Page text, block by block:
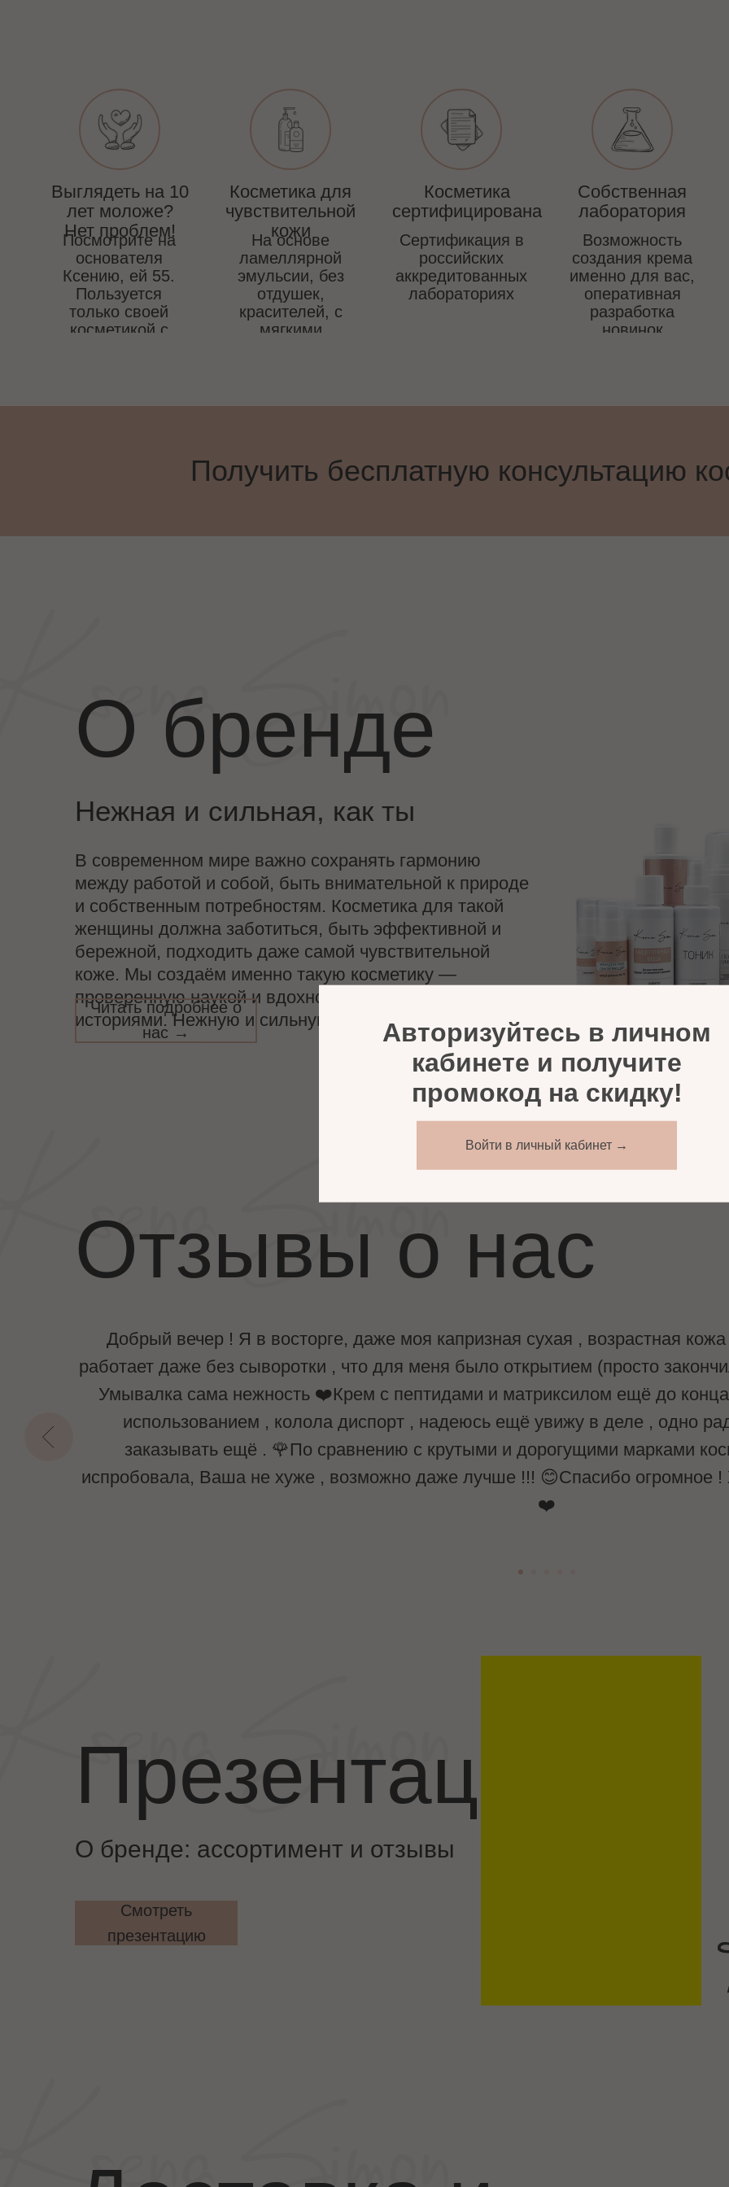
Выглядеть на 10
лет моложе?
Нет проблем!
Косметика для
чувствительной
кожи
Косметика
сертифицирована
Собственная
лаборатория
Посмотрите на
основателя
Ксению, ей 55.
Пользуется
только своей
косметикой с
На основе
ламеллярной
эмульсии, без
отдушек,
красителей, с
мягкими
Сертификация в
российских
аккредитованных
лабораториях
Возможность
создания крема
именно для вас,
оперативная
разработка
новинок
Получить бесплатную консультацию
О бренде
Нежная и сильная, как ты
В современном мире важно сохранять гармонию
между работой и собой, быть внимательной к природе
и собственным потребностям. Косметика для такой
женщины должна заботиться, быть эффективной и
бережной, подходить даже самой чувствительной
коже. Мы создаём именно такую косметику —
проверенную наукой и вдохновлённую реальными
историями. Нежную и сильную, как ты.
Читать подробнее о
нас →
Отзывы о нас
Добрый вечер ! Я в восторге, даже моя капризная сухая , возрастная
работает даже без сыворотки , что для меня было открытием (просто
Умывалка сама нежность ❤️Крем с пептидами и матриксилом ещё до
использованием , колола диспорт , надеюсь ещё увижу в деле , одно
заказывать ещё . 🌹По сравнению с крутыми и дорогущими марками
испробовала, Ваша не хуже , возможно даже лучше !!! 😊Спасибо огромное
❤️
Презентация
О бренде: ассортимент и отзывы
Смотреть
презентацию
Авторизуйтесь в личном
кабинете и получите
промокод на скидку!
Войти в личный кабинет →